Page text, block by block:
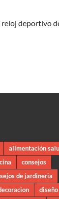
deportivo
alimentación
consejos
de jardineria
diseño